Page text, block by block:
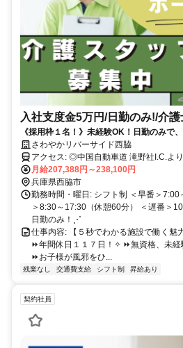
入社支度金5万円/日勤のみ!/介護
《採用枠１名！》未経験OK！日勤のみで
さわやかリバーサイド西脇
アクセス: ◎中国自動車道 滝野社I.C.より約10分(6km) ◎西脇市駅よ
り車で約3分(1.2km) ◎新西脇駅より車
西脇市駅より本数が少ないです。 ◎西
ー南口バス停より徒歩約1分 ・車・バイク通勤OK ※ガソリン代支給
（距離40キロで最大2万円） ・無料駐
上限20,000円／月
月給207,388円～238,100円
兵庫県西脇市
勤務時間・曜日: シフト制 ＜早番＞
＞8:30～17:30（休憩60分） ＜遅番＞
日勤のみ！⋰
仕事内容: 【５秒でわかる施設で働く魅
⏩年間休日１１７日！✧ ⏩無資格、未
⏩お子様が風邪をひ...
残業なし 交通費支給 シフト制 昇給あり
契約社員